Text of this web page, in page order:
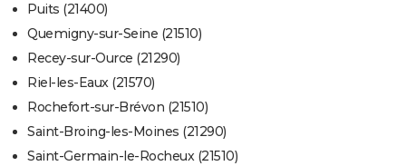
Puits (21400)
Quemigny-sur-Seine (21510)
Recey-sur-Ource (21290)
Riel-les-Eaux (21570)
Rochefort-sur-Brévon (21510)
Saint-Broing-les-Moines (21290)
Saint-Germain-le-Rocheux (21510)